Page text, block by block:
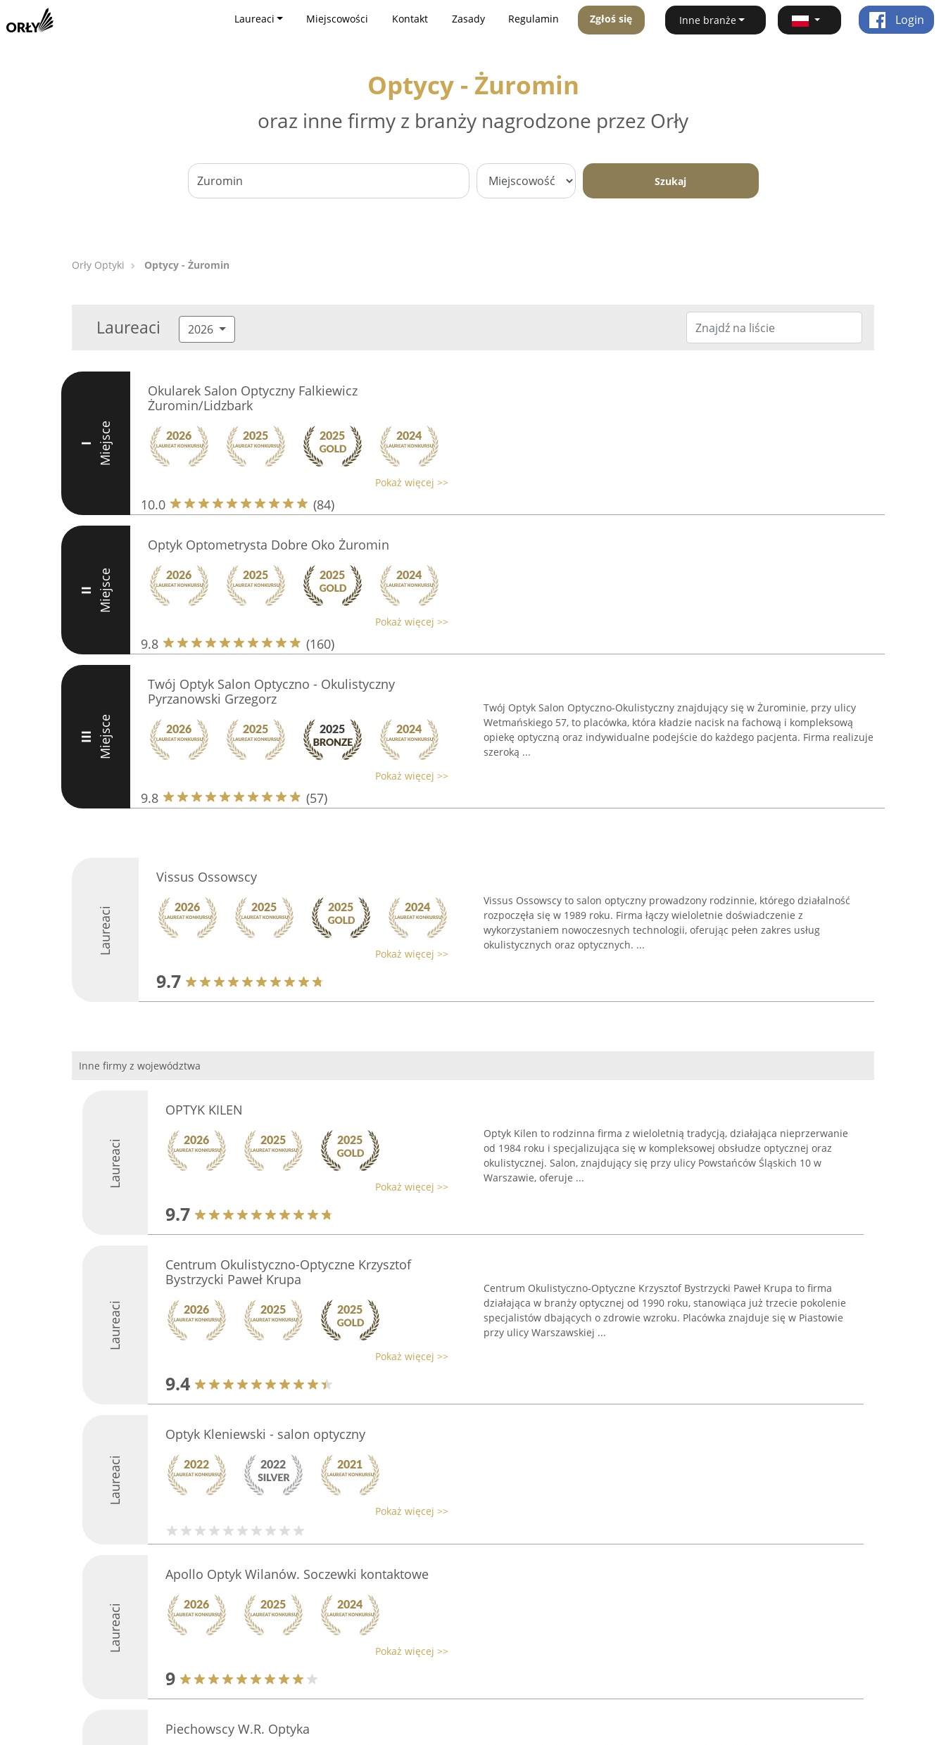
Laureaci Miejscowości Kontakt Zasady Regulamin Zgłoś się Inne branże Login
Optycy - Żuromin
oraz inne firmy z branży nagrodzone przez Orły
Szukaj
Orły Optyki Optycy - Żuromin
Laureaci 2026
I Miejsce
Okularek Salon Optyczny Falkiewicz
Żuromin/Lidzbark
Pokaż więcej >>
10.0 (84)
II Miejsce
Optyk Optometrysta Dobre Oko Żuromin
Pokaż więcej >>
9.8 (160)
III Miejsce
Twój Optyk Salon Optyczno - Okulistyczny
Pyrzanowski Grzegorz
Pokaż więcej >>
9.8 (57)
Twój Optyk Salon Optyczno-Okulistyczny znajdujący się w Żurominie, przy ulicy
Wetmańskiego 57, to placówka, która kładzie nacisk na fachową i kompleksową
opiekę optyczną oraz indywidualne podejście do każdego pacjenta. Firma realizuje
szeroką ...
Laureaci
Vissus Ossowscy
Pokaż więcej >>
9.7
Vissus Ossowscy to salon optyczny prowadzony rodzinnie, którego działalność
rozpoczęła się w 1989 roku. Firma łączy wieloletnie doświadczenie z
wykorzystaniem nowoczesnych technologii, oferując pełen zakres usług
okulistycznych oraz optycznych. ...
Inne firmy z województwa
Laureaci
OPTYK KILEN
Pokaż więcej >>
9.7
Optyk Kilen to rodzinna firma z wieloletnią tradycją, działająca nieprzerwanie
od 1984 roku i specjalizująca się w kompleksowej obsłudze optycznej oraz
okulistycznej. Salon, znajdujący się przy ulicy Powstańców Śląskich 10 w
Warszawie, oferuje ...
Laureaci
Centrum Okulistyczno-Optyczne Krzysztof
Bystrzycki Paweł Krupa
Pokaż więcej >>
9.4
Centrum Okulistyczno-Optyczne Krzysztof Bystrzycki Paweł Krupa to firma
działająca w branży optycznej od 1990 roku, stanowiąca już trzecie pokolenie
specjalistów dbających o zdrowie wzroku. Placówka znajduje się w Piastowie
przy ulicy Warszawskiej ...
Laureaci
Optyk Kleniewski - salon optyczny
Pokaż więcej >>
Laureaci
Apollo Optyk Wilanów. Soczewki kontaktowe
Pokaż więcej >>
9
Piechowscy W.R. Optyka